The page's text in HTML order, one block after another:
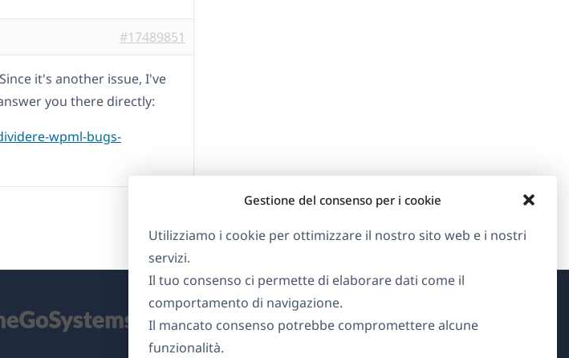
Gestione del consenso per i cookie
Utilizziamo i cookie per ottimizzare il nostro sito web e i nostri
servizi.
Il tuo consenso ci permette di elaborare dati come il
comportamento di navigazione.
Il mancato consenso potrebbe compromettere alcune
funzionalità.
#17489851
it's another issue, I've
you there directly:
wpml-bugs-
Informazioni su WPML